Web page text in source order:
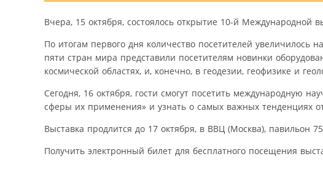
Вчера, 15 октября, состоялось открытие 10-й Международной
По итогам первого дня количество посетителей
пяти стран мира представили посетителям новинки
космической областях, и, конечно, в геодезии, геофизике и
Сегодня, 16 октября, гости смогут посетить международную
сферы их применения» и узнать о самых важных тенденциях
Выставка продлится до 17 октября, в ВВЦ (Москва), павильон
Получить электронный билет для бесплатного посещения